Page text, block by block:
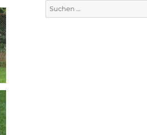
Suche
nach: